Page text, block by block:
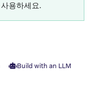
용하세요.
Build with an LLM